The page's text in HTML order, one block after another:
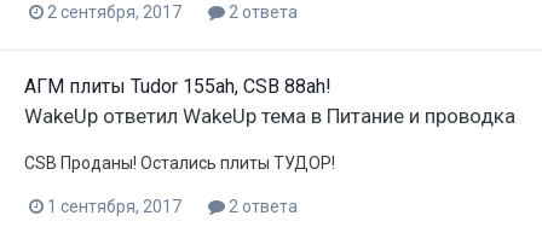
2 сентября, 2017 2 ответа
АГМ плиты Tudor 155ah, CSB 88ah!
WakeUp ответил WakeUp тема в Питание и проводка
CSB Проданы! Остались плиты ТУДОР!
1 сентября, 2017 2 ответа